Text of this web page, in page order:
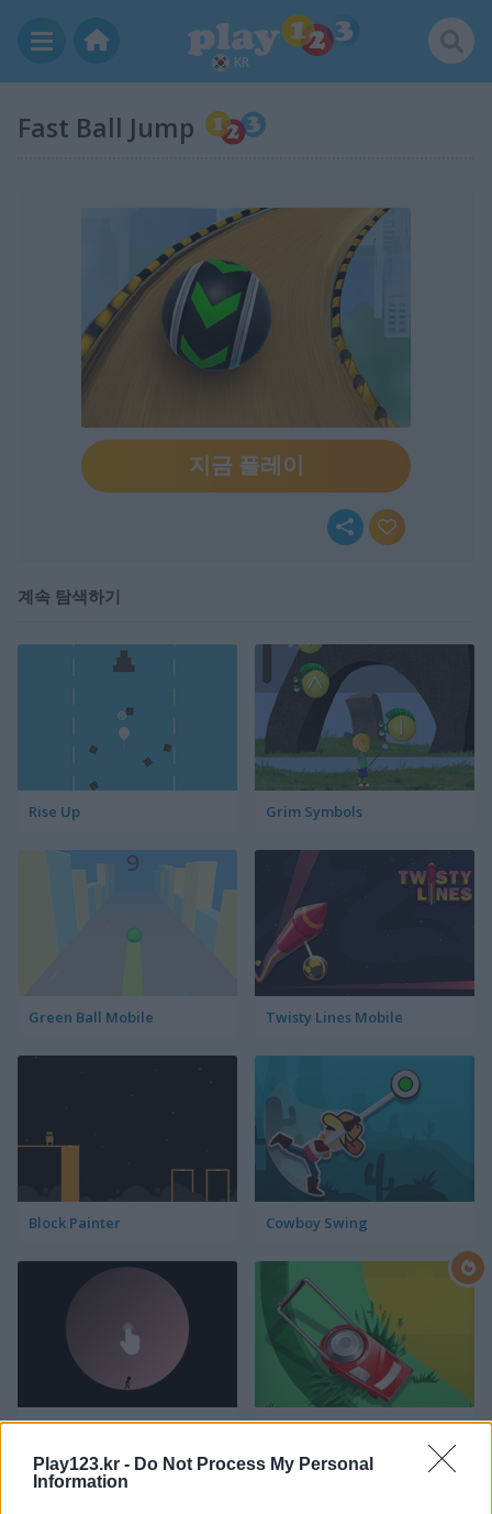
Play123.kr - Do Not Process My Personal
Information
KR
Fast Ball Jump
지금 플레이
계속 탐색하기
Rise Up Grim Symbols
Green Ball Mobile Twisty Lines Mobile
Block Painter Cowboy Swing
Go Around Lawn Mower